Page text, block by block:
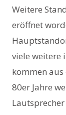
Weitere
eröffnet
viele weitere
kommen aus
80er Jahre